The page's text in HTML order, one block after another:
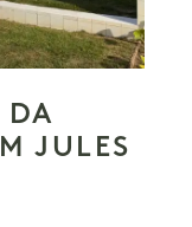
JULES